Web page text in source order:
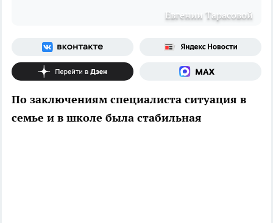
Евгении Тарасовой
По заключениям специалиста ситуация в
семье и в школе была стабильная